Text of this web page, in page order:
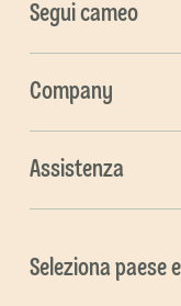
Segui cameo
Company
Assistenza
Seleziona paese